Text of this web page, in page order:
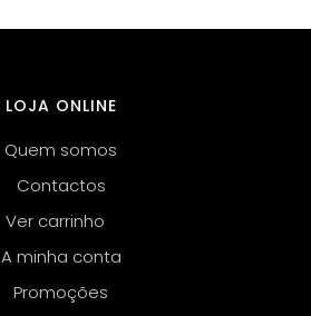
LOJA ONLINE
Quem somos
Contactos
Ver carrinho
A minha conta
Promoções